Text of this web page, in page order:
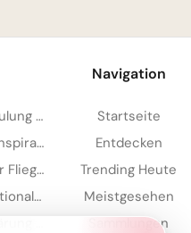
Motivierende Bilder zur Einschulung mit Familienliebe – Herzlich für WhatsApp
Starker Schulstart: Väterliche Inspiration für Instagram
Von Herzen für Papa: Ein kleiner Fliegergruß zum Teilen via WhatsApp
Ich liebe meine Mama: Ein emotionaler Schulstart-Gruß für WhatsApp!
Navigation
Startseite
Entdecken
Trending Heute
Meistgesehen
Sammlungen